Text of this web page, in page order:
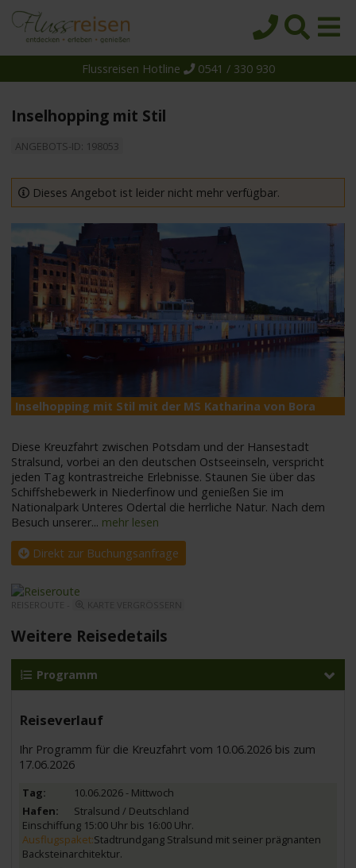
Reiseziele
Reedereien
Schiffe
Über uns
Wissen
Suche
Flussreisen Hotline 0541 / 330 930
Inselhopping mit Stil
ANGEBOTS-ID: 198053
Dieses Angebot ist leider nicht mehr verfügbar.
Inselhopping mit Stil mit der MS Katharina von Bora
Diese Kreuzfahrt zwischen Potsdam und der Hansestadt
Stralsund, vorbei an den deutschen Ostseeinseln, verspricht
jeden Tag kontrastreiche Erlebnisse. Staunen Sie über das
Schiffshebewerk in Niederfinow und genießen Sie im
Nationalpark Unteres Odertal die herrliche Natur. Nach dem
Besuch unserer... mehr lesen
Direkt zur Buchungsanfrage
REISEROUTE -
Weitere Reisedetails
Programm
Reiseverlauf
Ihr Programm für die Kreuzfahrt vom 10.06.2026 bis zum
17.06.2026
10.06.2026 - Mittwoch
Stralsund / Deutschland
Einschiffung 15:00 Uhr bis 16:00 Uhr.
Ausflugspaket:Stadtrundgang Stralsund mit seiner prägnanten
Backsteinarchitektur.